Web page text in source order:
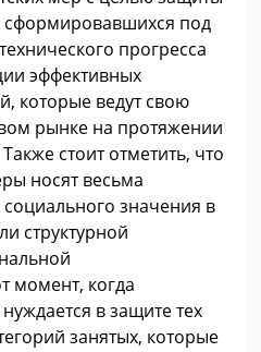
сформировавшихся под
прогресса
эффективных
которые ведут свою
рынке на протяжении
стоит отметить, что
носят весьма
значения в
структурной
момент, когда
в защите тех
занятых, которые